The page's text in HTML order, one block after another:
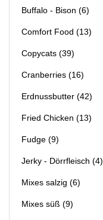
Buffalo - Bison (6)
Comfort Food (13)
Copycats (39)
Cranberries (16)
Erdnussbutter (42)
Fried Chicken (13)
Fudge (9)
Jerky - Dörrfleisch (4)
Mixes salzig (6)
Mixes süß (9)